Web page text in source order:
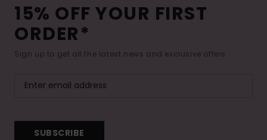
15% OFF YOUR FIRST
ORDER*
Sign up to get all the latest news and exclusive offers.
SUBSCRIBE